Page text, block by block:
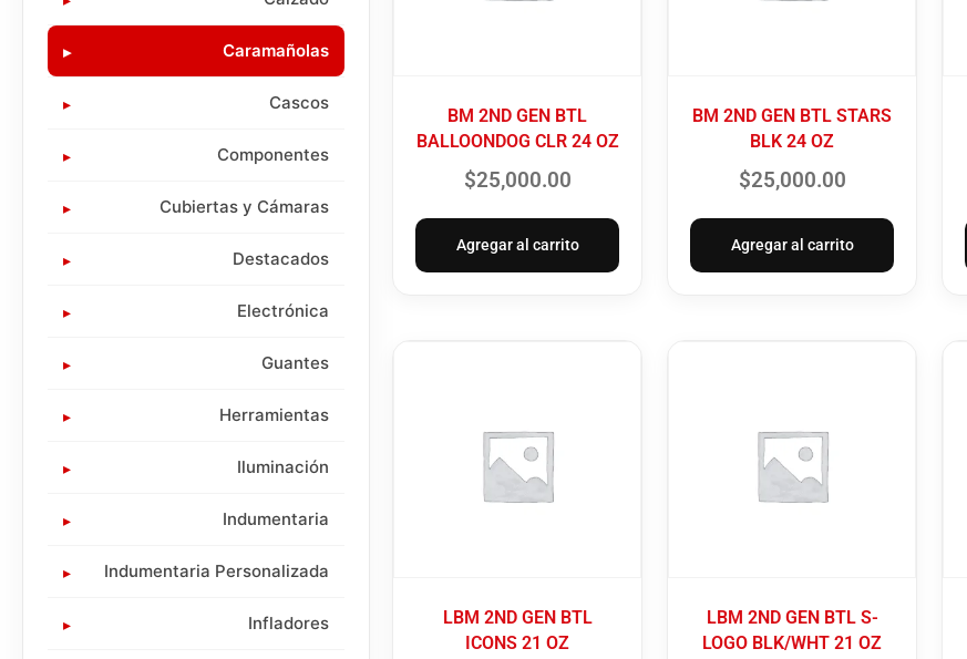
Caramañolas
Cascos
Componentes
Cubiertas y Cámaras
Destacados
Electrónica
Guantes
Herramientas
Iluminación
Indumentaria
Indumentaria Personalizada
Infladores
BM 2ND GEN BTL
BALLOONDOG CLR 24 OZ
$25,000.00
Agregar al carrito
BM 2ND GEN BTL STARS
BLK 24 OZ
$25,000.00
Agregar al carrito
LBM 2ND GEN BTL
ICONS 21 OZ
LBM 2ND GEN BTL S-
LOGO BLK/WHT 21 OZ